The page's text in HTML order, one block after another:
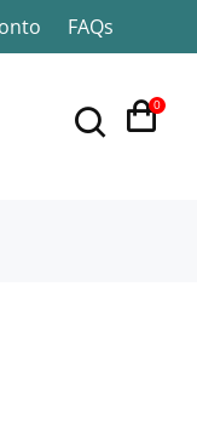
FAQs
0